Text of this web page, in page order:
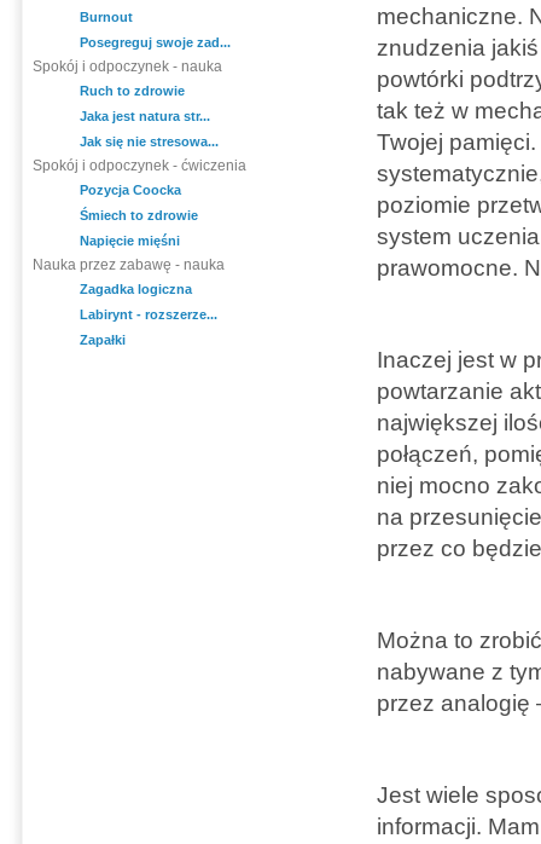
Burnout
Posegreguj swoje zad...
Spokój i odpoczynek - nauka
Ruch to zdrowie
Jaka jest natura str...
Jak się nie stresowa...
Spokój i odpoczynek - ćwiczenia
Pozycja Coocka
Śmiech to zdrowie
Napięcie mięśni
Nauka przez zabawę - nauka
Zagadka logiczna
Labirynt - rozszerze...
Zapałki
mechaniczne.
znudzenia
powtórki
tak też w
Twojej
poziomie
system
prawomocne.
Inaczej jest w
powtarzanie
największej
połączeń,
niej mocno
na
przez co
Można to
nabywane z
przez analogię
Jest wiele
informacji.